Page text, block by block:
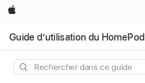
Apple
Guide d’utilisation du HomePod
Rechercher